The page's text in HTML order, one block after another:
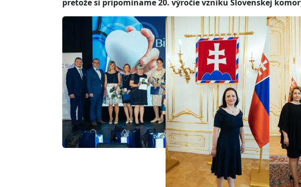
pretože si pripomíname 20. výročie vzniku Slovenskej